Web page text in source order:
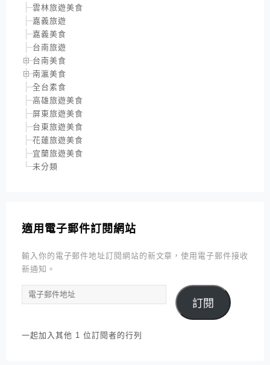
雲林旅遊美食
嘉義旅遊
嘉義美食
台南旅遊
台南美食
南瀛美食
全台素食
高雄旅遊美食
屏東旅遊美食
台東旅遊美食
花蓮旅遊美食
宜蘭旅遊美食
未分類
適用電子郵件訂閱網站
輸入你的電子郵件地址訂閱網站的新文章，使用電子郵件接收
新通知。
電
子
件
訂閱
一起加入其他 1 位訂閱者的行列